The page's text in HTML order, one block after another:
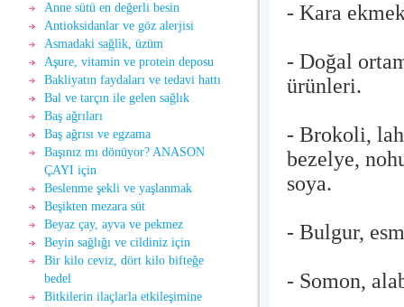
Anne sütü en değerli besin
Antioksidanlar ve göz alerjisi
Asmadaki sağlìk, üzüm
Aşure, vitamin ve protein deposu
Bakliyatın faydaları ve tedavi hattı
Bal ve tarçın ile gelen sağlık
Baş ağrıları
Baş ağrısı ve egzama
Başınız mı dönüyor? ANASON
ÇAYI için
Beslenme şekli ve yaşlanmak
Beşikten mezara süt
Beyaz çay, ayva ve pekmez
Beyin sağlığı ve cildiniz için
Bir kilo ceviz, dört kilo bifteğe
bedel
Bitkilerin ilaçlarla etkileşimine
- Kara
- Doğal
ürünleri.
- Brokoli,
bezelye,
soya.
- Bulgur,
- Somon,